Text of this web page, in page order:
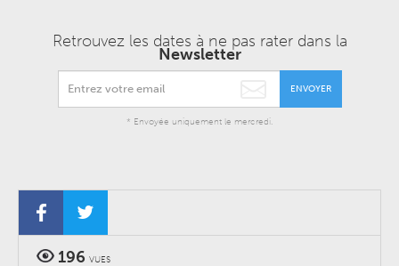
Retrouvez les dates à ne pas rater dans la
Newsletter
ENVOYER
* Envoyée uniquement le mercredi.
196 VUES